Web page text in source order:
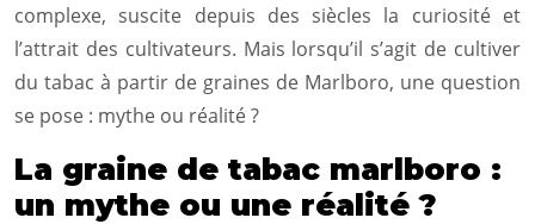
complexe, suscite depuis des siècles la curiosité et
l’attrait des cultivateurs. Mais lorsqu’il s’agit de cultiver
du tabac à partir de graines de Marlboro, une question
se pose : mythe ou réalité ?
La graine de tabac marlboro :
un mythe ou une réalité ?